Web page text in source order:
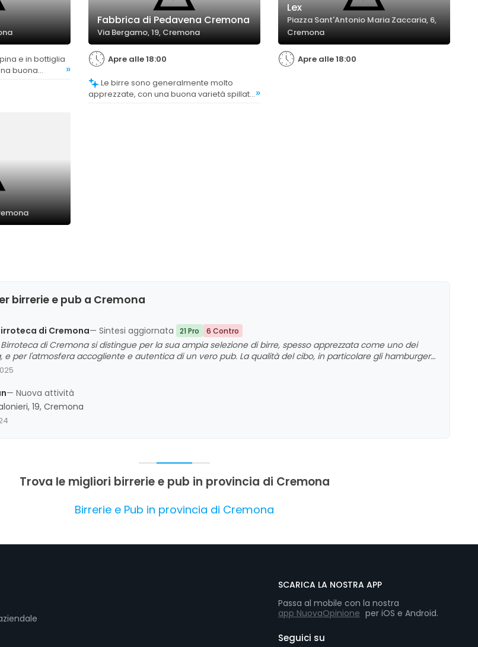
buona
»
Fabbrica di Pedavena Cremona
Via Bergamo, 19, Cremona
Apre alle 18:00
Le birre sono generalmente molto
apprezzate, con una buona varietà spillata»
Lex
Piazza Sant'Antonio Maria Zaccaria, 6,
Cremona
Apre alle 18:00
birrerie e pub a Cremona
di Cremona— Sintesi aggiornata 21 Pro 6 Contro
di Cremona si distingue per la sua ampia selezione di birre, spesso apprezzata come uno dei
e per l'atmosfera accogliente e autentica di un vero pub. La qualità del cibo, in particolare gli hamburger
gastronomiche tipiche cremonesi, riceve giudizi positivi, così come il servizio cordiale e competente del
come limitata o elementare, e a un servizio che può risultare ostile o meno efficiente in
Nel complesso, il locale si conferma un punto di riferimento per gli amanti delle birre
da pub, con alcuni aspetti da perfezionare per elevare ulteriormente l'esperienza
— Nuova attività
19, Cremona
Trova le migliori birrerie e pub in provincia di Cremona
Birrerie e Pub in provincia di Cremona
SCARICA LA NOSTRA APP
Passa al mobile con la nostra
app NuovaOpinione per iOS e Android.
Seguici su